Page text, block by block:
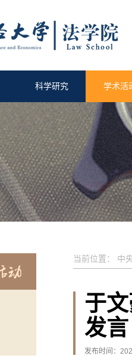
科学研究 学术活
当前位置： 中
于
发言
发布时间：